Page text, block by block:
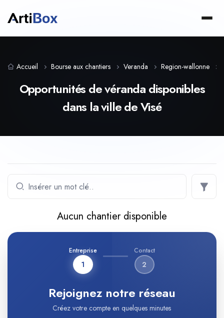
Accueil Bourse aux chantiers Veranda Region-wallonne
Opportunités de véranda disponibles
dans la ville de Visé
Aucun chantier disponible
Entreprise
1
Contact
2
Rejoignez notre réseau
Créez votre compte en quelques minutes